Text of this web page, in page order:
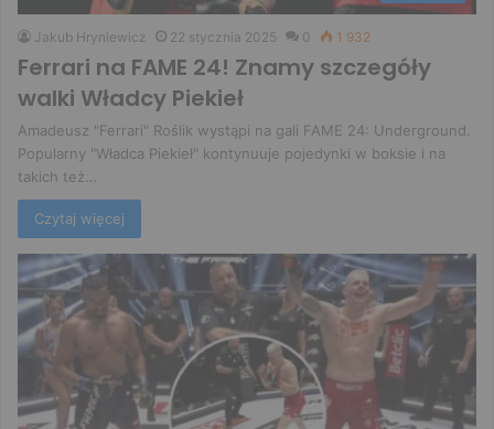
Jakub Hryniewicz 22 stycznia 2025 0 1 932
Ferrari na FAME 24! Znamy szczegóły
walki Władcy Piekieł
Amadeusz "Ferrari" Roślik wystąpi na gali FAME 24: Underground.
Popularny "Władca Piekieł" kontynuuje pojedynki w boksie i na
takich też…
Czytaj więcej